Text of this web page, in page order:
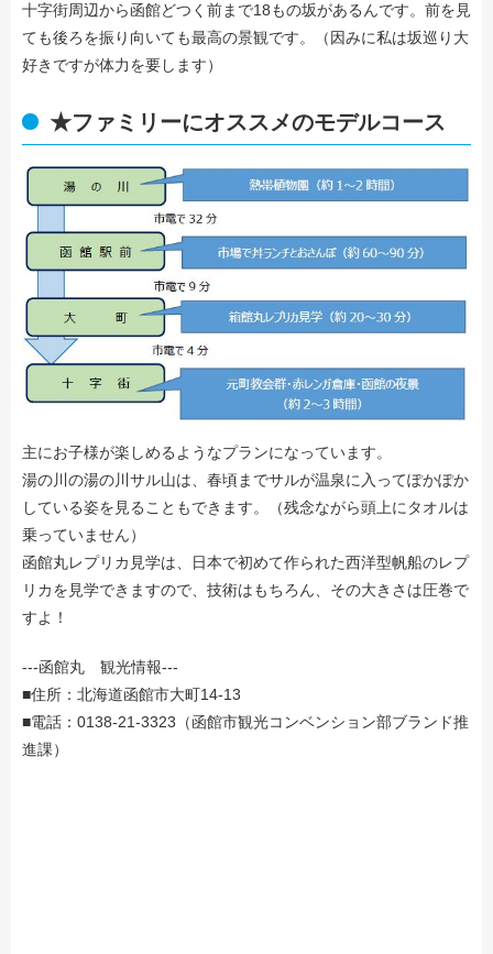
十字街周辺から函館どつく前まで18もの坂があるんです。前を見
ても後ろを振り向いても最高の景観です。（因みに私は坂巡り大
好きですが体力を要します）
★ファミリーにオススメのモデルコース
主にお子様が楽しめるようなプランになっています。
湯の川の湯の川サル山は、春頃までサルが温泉に入ってぽかぽか
している姿を見ることもできます。（残念ながら頭上にタオルは
乗っていません）
函館丸レプリカ見学は、日本で初めて作られた西洋型帆船のレプ
リカを見学できますので、技術はもちろん、その大きさは圧巻で
すよ！
---函館丸 観光情報---
■住所：北海道函館市大町14-13
■電話：0138-21-3323（函館市観光コンベンション部ブランド推
進課）